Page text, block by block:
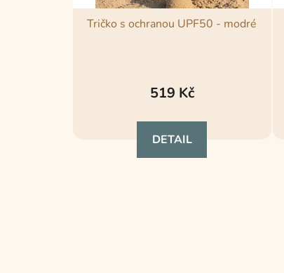
Tričko s ochranou UPF50 - modré
519 Kč
DETAIL